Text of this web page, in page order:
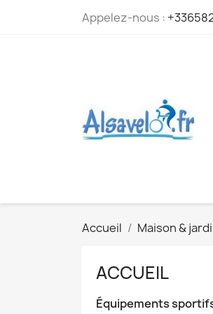
Appelez-nous :
Accueil Maison &
ACCUEIL
Équipements